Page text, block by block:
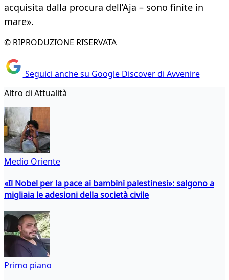
acquisita dalla procura dell’Aja – sono finite in
mare».
© RIPRODUZIONE RISERVATA
Seguici anche su Google Discover di Avvenire
Altro di Attualità
Medio Oriente
«Il Nobel per la pace ai bambini palestinesi»: salgono a
migliaia le adesioni della società civile
Primo piano